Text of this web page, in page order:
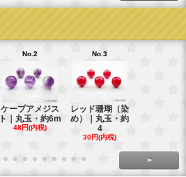
No.2
ケープアメジス
ト｜丸玉・約6m
48円(内税)
No.3
レッド珊瑚（染
め）｜丸玉・約
4
30円(内税)
>